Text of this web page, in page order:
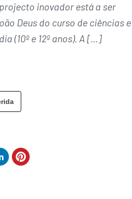
inovador está a ser
Deus do curso de ciências e
(10º e 12º anos). A […]